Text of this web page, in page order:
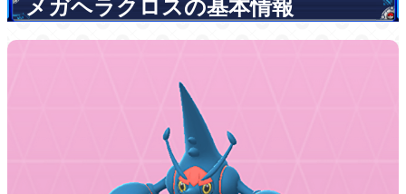
メガヘラクロスの基本情報